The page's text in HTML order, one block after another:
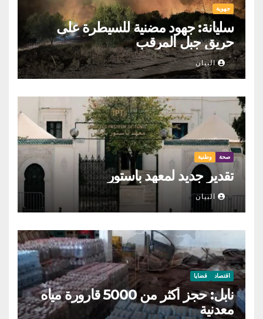
جهوية
سليانة: جهود مضنية للسيطرة على
حريق جبل المرقب
البيان
صحة وطنية
تقدير جديد لمعهد باستور
البيان
اقتصاد قضايا
نابل: حجز أكثر من 5000 قارورة مياه
معدنية